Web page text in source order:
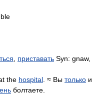
приставать Syn: gnaw,
the hospital . ≈ Вы только и
болтаете.